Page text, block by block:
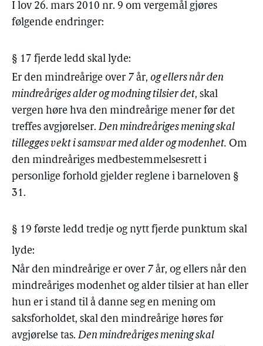
I lov 26. mars 2010 nr. 9 om vergemål gjøres
følgende endringer:
§ 17 fjerde ledd skal lyde:
Er den mindreårige over 7 år, og ellers når den
mindreåriges alder og modning tilsier det, skal
vergen høre hva den mindreårige mener før det
treffes avgjørelser. Den mindreåriges mening skal
tillegges vekt i samsvar med alder og modenhet. Om
den mindreåriges medbestemmelsesrett i
personlige forhold gjelder reglene i barneloven §
31.
§ 19 første ledd tredje og nytt fjerde punktum skal
lyde:
Når den mindreårige er over 7 år, og ellers når den
mindreåriges modenhet og alder tilsier at han eller
hun er i stand til å danne seg en mening om
saksforholdet, skal den mindreårige høres før
avgjørelse tas. Den mindreåriges mening skal